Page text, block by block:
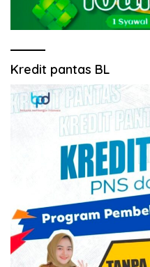
Kredit pantas BL